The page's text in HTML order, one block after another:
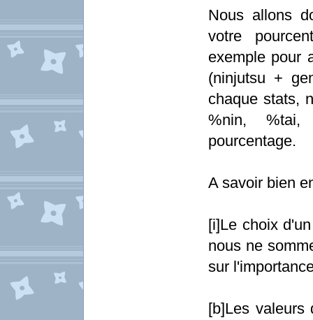
Nous allons
votre
exemple pour
(ninjutsu +
chaque stats,
%nin,
pourcentage.
A savoir bien
[i]Le choix
nous ne
sur
[b]Les valeurs